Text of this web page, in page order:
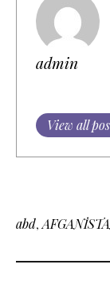
admin
View all
abd,